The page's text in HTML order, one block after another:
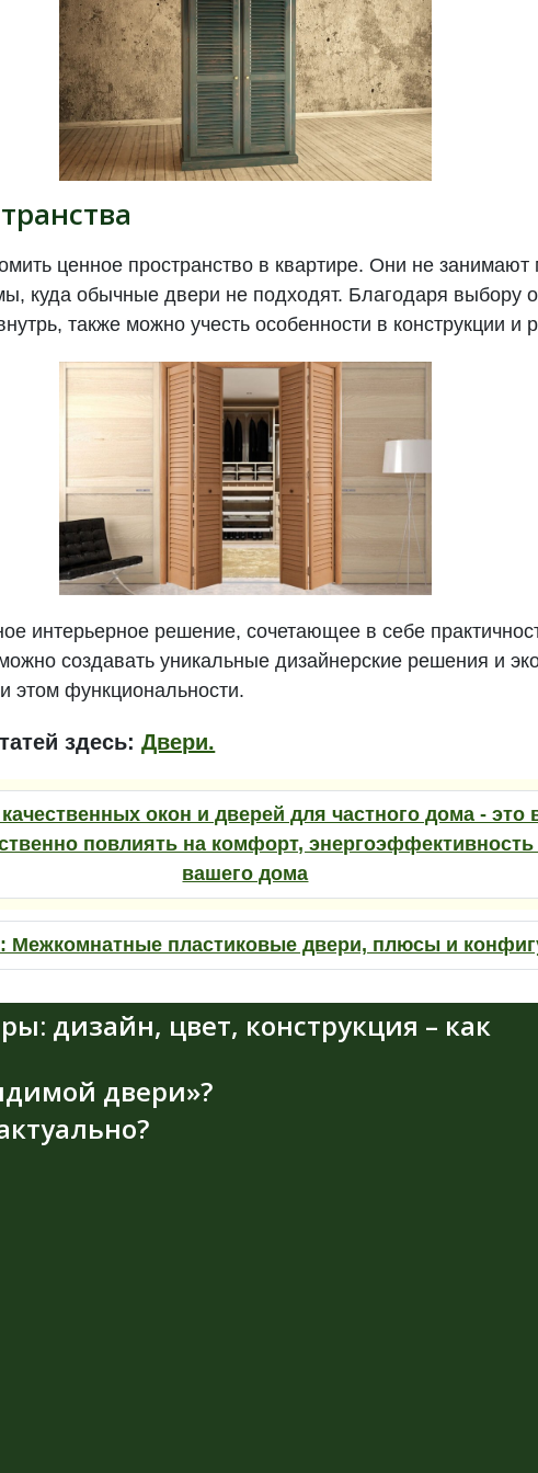
ценное пространство в квартире. Они не занимают
куда обычные двери не подходят. Благодаря выбору
также можно учесть особенности в конструкции и
интерьерное решение, сочетающее в себе
создавать уникальные дизайнерские решения и
этом функциональности.
здесь:Двери.
окон и дверей для частного дома - это
повлиять на комфорт, энергоэффективность
вашего дома
Межкомнатные пластиковые двери, плюсы и
дизайн, цвет, конструкция – как
двери»?